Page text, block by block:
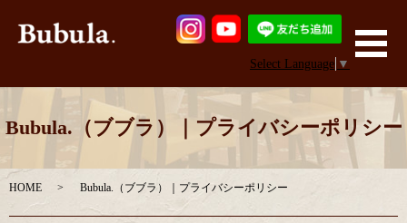
Select Language ▼
メ
Bubula.（ブブラ）｜プライバシーポリシー
HOME Bubula.（ブブラ）｜プライバシーポリシー